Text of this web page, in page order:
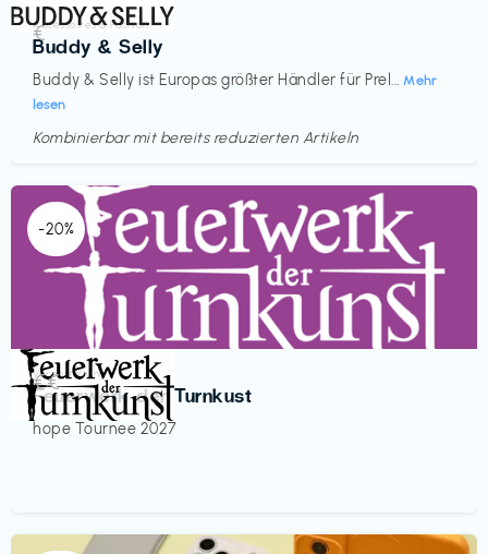
Accessoires & Fashion
Buddy & Selly
Buddy & Selly ist Europas größter Händler für Prel... Mehr
lesen
€‎
Kombinierbar mit bereits reduzierten Artikeln
-20%
Veranstaltung
Feuerwerk der Turnkust
hope Tournee 2027
€€‎